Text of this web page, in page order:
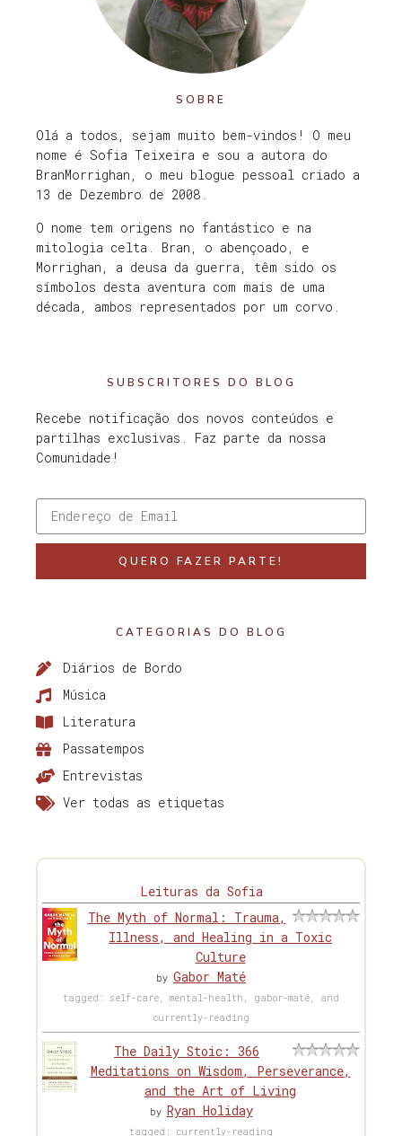
SOBRE
Olá a todos, sejam muito bem-vindos! O meu
nome é Sofia Teixeira e sou a autora do
BranMorrighan, o meu blogue pessoal criado a
13 de Dezembro de 2008.
O nome tem origens no fantástico e na
mitologia celta. Bran, o abençoado, e
Morrighan, a deusa da guerra, têm sido os
símbolos desta aventura com mais de uma
década, ambos representados por um corvo.
SUBSCRITORES DO BLOG
Recebe notificação dos novos conteúdos e
partilhas exclusivas. Faz parte da nossa
Comunidade!
QUERO FAZER PARTE!
CATEGORIAS DO BLOG
Diários de Bordo
Música
Literatura
Passatempos
Entrevistas
Ver todas as etiquetas
Leituras da Sofia
The Myth of Normal: Trauma,
Illness, and Healing in a Toxic
Culture
by Gabor Maté
tagged: self-care, mental-health, gabor-maté, and
currently-reading
The Daily Stoic: 366
Meditations on Wisdom, Perseverance,
and the Art of Living
by Ryan Holiday
tagged: currently-reading